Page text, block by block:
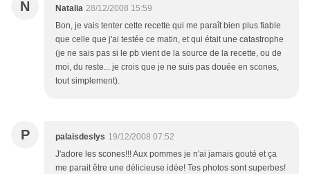
N Natalia 28/12/2008 15:59
Bon, je vais tenter cette recette qui me paraît bien plus fiable
que celle que j'ai testée ce matin, et qui était une catastrophe
(je ne sais pas si le pb vient de la source de la recette, ou de
moi, du reste... je crois que je ne suis pas douée en scones,
tout simplement).
P palaisdeslys 19/12/2008 07:52
J'adore les scones!!! Aux pommes je n'ai jamais gouté et ça
me parait être une délicieuse idée! Tes photos sont superbes!